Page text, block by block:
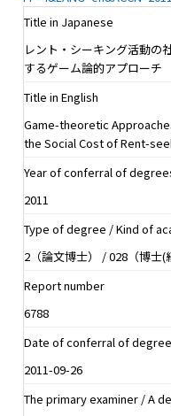
Title in Japanese
レント・シーキング活動の
するゲーム論的アプローチ
Title in English
Game-theoretic
the Social Cost of Rent-
Year of conferral of
2011
Type of degree / Kind of
2（論文博士） / 028（博士(
Report number
6788
Date of conferral of
2011-09-26
The primary examiner / A